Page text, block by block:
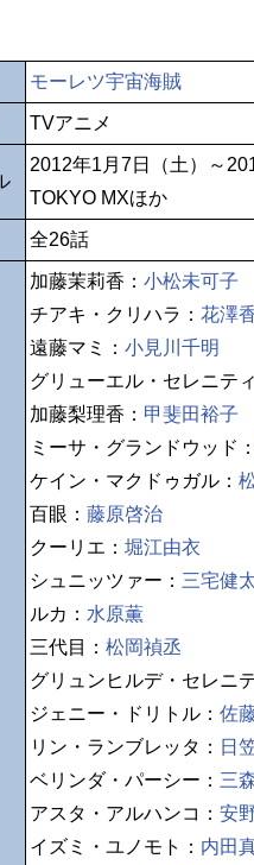
モーレツ宇宙海賊
TVアニメ
2012年1月7日（土）～
TOKYO MXほか
全26話
加藤茉莉香： 小松未可子
チアキ・クリハラ： 花澤
遠藤マミ： 小見川千明
グリューエル・セレニティ
加藤梨理香： 甲斐田裕子
ミーサ・グランドウッド：
ケイン・マクドゥガル：
百眼： 藤原啓治
クーリエ： 堀江由衣
シュニッツァー： 三宅健
ルカ： 水原薫
三代目： 松岡禎丞
グリュンヒルデ・セレニ
ジェニー・ドリトル： 佐
リン・ランブレッタ： 日
ベリンダ・パーシー： 三
アスタ・アルハンコ： 安
イズミ・ユノモト： 内田